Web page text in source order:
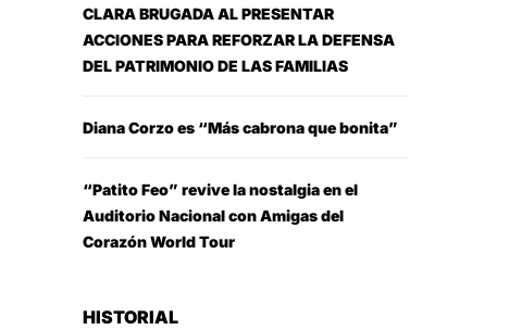
CLARA BRUGADA AL PRESENTAR
ACCIONES PARA REFORZAR LA DEFENSA
DEL PATRIMONIO DE LAS FAMILIAS
Diana Corzo es “Más cabrona que bonita”
“Patito Feo” revive la nostalgia en el
Auditorio Nacional con Amigas del
Corazón World Tour
HISTORIAL